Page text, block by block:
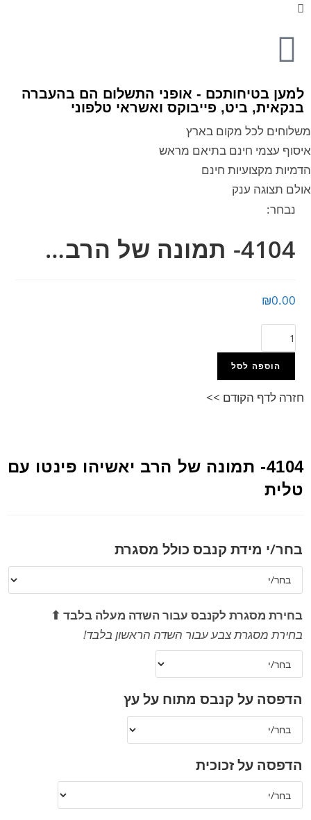
למען בטיחותכם - אופני התשלום הם בהעברה
בנקאית, ביט, פייבוקס ואשראי טלפוני
משלוחים לכל מקום בארץ
איסוף עצמי חינם בתיאם מראש
הדמיות מקצועיות חינם
אולם תצוגה ענק
נבחר:
4104- תמונה של הרב…
₪0.00
הוספה לסל
חזרה לדף הקודם >>
4104- תמונה של הרב יאשיהו פינטו עם
טלית
בחר/י מידת קנבס כולל מסגרת
בחירת מסגרת לקנבס עבור השדה מעלה בלבד ⬆
בחירת מסגרת צבע עבור השדה הראשון בלבד!
הדפסה על קנבס מתוח על עץ
הדפסה על זכוכית